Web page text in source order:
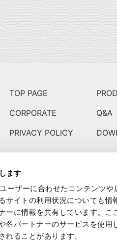
ます
ーザーに合わせたコンテンツ
サイトの利用状況についても情
ーに情報を共有しています。こ
各パートナーのサービスを使用
れることがあります。
TOP PAGE
CORPORATE
Q&A
PRIVACY POLICY
350-1331, Japan